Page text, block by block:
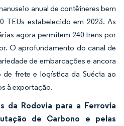
anual de contêineres bem
TEUs estabelecido em 2023. As
agora permitem 240 trens por
O aprofundamento do canal de
de embarcações e ancora
frete e logística da Suécia ao
à exportação.
da Rodovia para a Ferrovia
de Carbono e pelas